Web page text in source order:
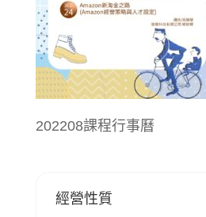
202208課程行事曆
經營性質